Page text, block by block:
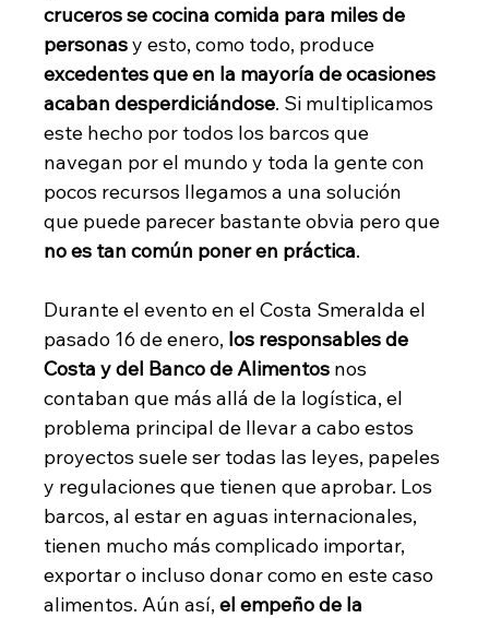
cruceros se cocina comida para miles de
personas y esto, como todo, produce
excedentes que en la mayoría de ocasiones
acaban desperdiciándose. Si multiplicamos
este hecho por todos los barcos que
navegan por el mundo y toda la gente con
pocos recursos llegamos a una solución
que puede parecer bastante obvia pero que
no es tan común poner en práctica.
Durante el evento en el Costa Smeralda el
pasado 16 de enero, los responsables de
Costa y del Banco de Alimentos nos
contaban que más allá de la logística, el
problema principal de llevar a cabo estos
proyectos suele ser todas las leyes, papeles
y regulaciones que tienen que aprobar. Los
barcos, al estar en aguas internacionales,
tienen mucho más complicado importar,
exportar o incluso donar como en este caso
alimentos. Aún así, el empeño de la